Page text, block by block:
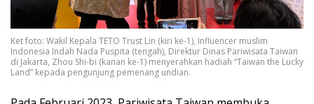
Ket foto: Wakil Kepala TETO Trust Lin (kiri ke-1), Influencer muslim
Indonesia Indah Nada Puspita (tengah), Direktur Dinas Pariwisata Taiwan
di Jakarta, Zhou Shi-bi (kanan ke-1) menyerahkan hadiah “Taiwan the Lucky
Land” kepada pengunjung pemenang undian.